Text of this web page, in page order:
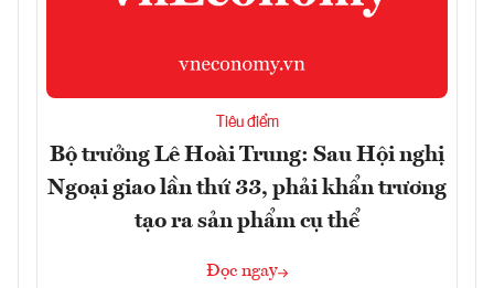
Tiêu điểm
Bộ trưởng Lê Hoài Trung: Sau Hội nghị
Ngoại giao lần thứ 33, phải khẩn trương
tạo ra sản phẩm cụ thể
Đọc ngay